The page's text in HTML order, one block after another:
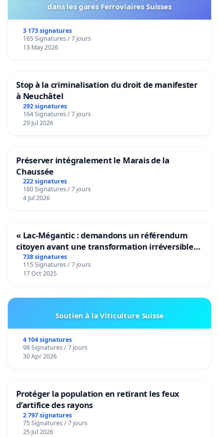
dans les gares Ferroviaires Suisses
3 173 signatures
165 Signatures / 7 jours
13 May 2026
Stop à la criminalisation du droit de manifester
à Neuchâtel
292 signatures
164 Signatures / 7 jours
29 Jul 2026
Préserver intégralement le Marais de la
Chaussée
222 signatures
160 Signatures / 7 jours
4 Jul 2026
« Lac-Mégantic : demandons un référendum
citoyen avant une transformation irréversible
de notre territoire »
738 signatures
115 Signatures / 7 jours
17 Oct 2025
Soutien à la Viticulture Suisse
4 104 signatures
98 Signatures / 7 jours
30 Apr 2026
Protéger la population en retirant les feux
d’artifice des rayons
2 797 signatures
75 Signatures / 7 jours
25 Jul 2026